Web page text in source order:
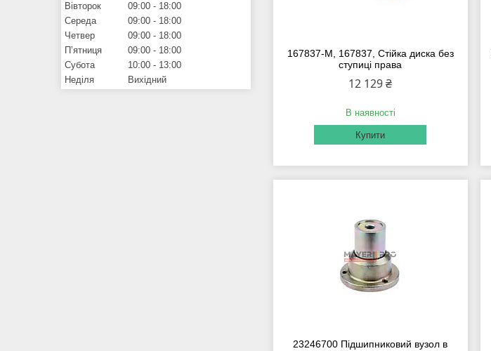
167837-M, 167837, Стійка диска без
ступиці права
12 129 ₴
В наявності
Купити
23246700 Підшипниковий вузол в
Вівторок
09:00
18:00
Середа
09:00
18:00
Четвер
09:00
18:00
Пʼятниця
09:00
18:00
Субота
10:00
13:00
Неділя
Вихідний